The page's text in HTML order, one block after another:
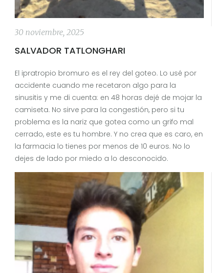
30 noviembre, 2025
SALVADOR TATLONGHARI
El ipratropio bromuro es el rey del goteo. Lo usé por
accidente cuando me recetaron algo para la
sinusitis y me di cuenta: en 48 horas dejé de mojar la
camiseta. No sirve para la congestión, pero si tu
problema es la nariz que gotea como un grifo mal
cerrado, este es tu hombre. Y no crea que es caro, en
la farmacia lo tienes por menos de 10 euros. No lo
dejes de lado por miedo a lo desconocido.